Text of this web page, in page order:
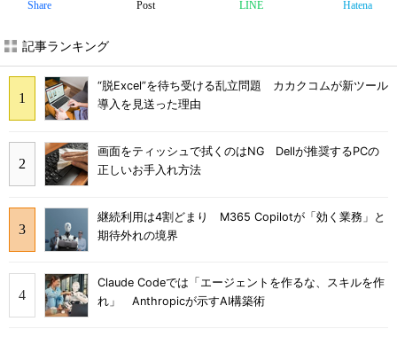
Share Post LINE Hatena
記事ランキング
“脱Excel”を待ち受ける乱立問題 カカクコムが新ツール
導入を見送った理由
画面をティッシュで拭くのはNG Dellが推奨するPCの
正しいお手入れ方法
継続利用は4割どまり M365 Copilotが「効く業務」と
期待外れの境界
Claude Codeでは「エージェントを作るな、スキルを作
れ」 Anthropicが示すAI構築術